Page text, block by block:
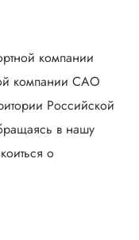
компании
компании САО
Российской
в нашу
о